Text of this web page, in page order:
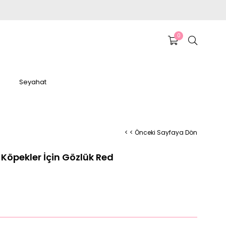
0
Seyahat
< < Önceki Sayfaya Dön
İçin Gözlük Red